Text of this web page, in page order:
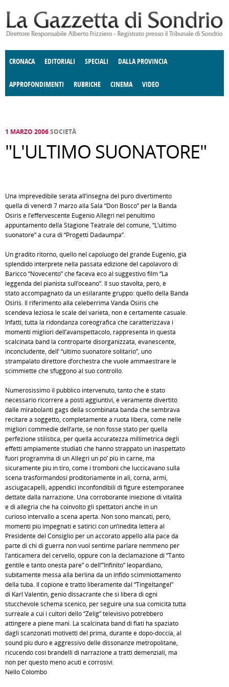
CRONACA EDITORIALI SPECIALI DALLA PROVINCIA
APPROFONDIMENTI
E SPETTACOLI POLITICA
RUBRICHE
DELLE IDEE FATTI DELLO SPIRITO
CINEMA VIDEO
1 MARZO 2006SOCIETÀ
"L'ULTIMO SUONATORE"
Una imprevedibile serata all’insegna del puro divertimento
quella di venerdì 7 marzo alla Sala “Don Bosco” per la Banda
Osiris e l’effervescente Eugenio Allegri nel penultimo
appuntamento della Stagione Teatrale del comune, “L’ultimo
suonatore” a cura di “Progetti Dadaumpa”.
Un gradito ritorno, quello nel capoluogo del grande Eugenio, già
splendido interprete nella passata edizione del capolavoro di
Baricco “Novecento” che faceva eco al suggestivo film “La
leggenda del pianista sull’oceano”. Il suo stavolta, però, è
stato accompagnato da un esilarante gruppo: quello della Banda
Osiris. Il riferimento alla celeberrima Vanda Osiris che
scendeva leziosa le scale del varietà, non è certamente casuale.
Infatti, tutta la ridondanza coreografica che caratterizzava i
momenti migliori dell’avanspettacolo, rappresenta in questa
scalcinata band la controparte disorganizzata, evanescente,
inconcludente, dell’ “ultimo suonatore solitario”, uno
strampalato direttore d’orchestra che vuole ammaestrare le
scimmiette che sfuggono al suo controllo.
Numerosissimo il pubblico intervenuto, tanto che è stato
necessario ricorrere a posti aggiuntivi, e veramente divertito
dalle mirabolanti gags della scombinata banda che sembrava
recitare a soggetto, completamente a ruota libera, come nelle
migliori commedie dell’arte, se non fosse stato per quella
perfezione stilistica, per quella accuratezza millimetrica degli
effetti ampiamente studiati che hanno strappato un inaspettato
fuori programma di un Allegri un po’ più in carne, ma
sicuramente più in tiro, come i tromboni che luccicavano sulla
scena trasformandosi proditoriamente in ali, corna, armi,
asciugacapelli, appendici inconfondibili di figure estemporanee
dettate dalla narrazione. Una corroborante iniezione di vitalità
e di allegria che ha coinvolto gli spettatori anche in un
curioso intervallo a scena aperta. Non sono mancati, però,
momenti più impegnati e satirici con un’inedita lettera al
Presidente del Consiglio per un accorato appello alla pace da
parte di chi di guerra non vuol sentirne parlare nemmeno per
l’anticamera del cervello, oppure con la declamazione di “Tanto
gentile e tanto onesta pare” o dell’”Infinito” leopardiano,
subitamente messa alla berlina da un infido scimmiottamento
della tuba. Il copione è tratto liberamente dal “Tingeltangel”
di Karl Valentin, genio dissacrante che si libera di ogni
stucchevole schema scenico, per seguire una sua comicità tutta
surreale a cui i cultori dello “Zelig” televisivo potrebbero
attingere a piene mani. La scalcinata band di fiati ha spaziato
dagli scanzonati motivetti del prima, durante e dopo-doccia, al
sound più duro e aggressivo delle dissonanze metropolitane,
ricucendo così brandelli di narrazione a tratti demenziali, ma
non per questo meno acuti e corrosivi.
Nello Colombo